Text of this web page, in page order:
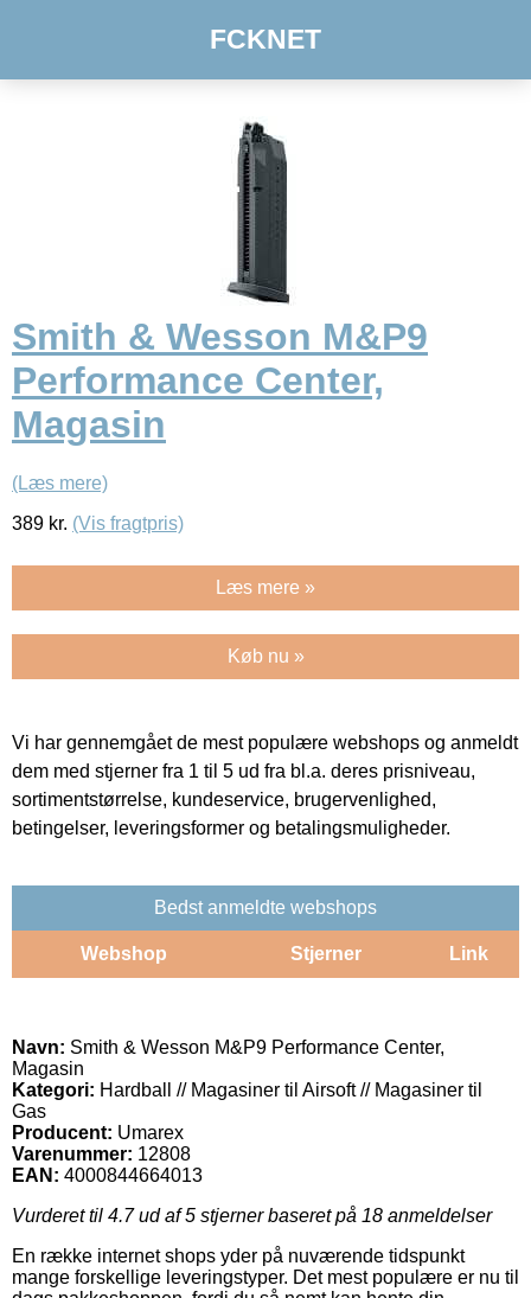
FCKNET
Smith & Wesson M&P9
Performance Center,
Magasin
(Læs mere)
389 kr. (Vis fragtpris)
Læs mere »
Køb nu »
Vi har gennemgået de mest populære webshops og anmeldt
dem med stjerner fra 1 til 5 ud fra bl.a. deres prisniveau,
sortimentstørrelse, kundeservice, brugervenlighed,
betingelser, leveringsformer og betalingsmuligheder.
Bedst anmeldte webshops
Webshop Stjerner Link
Navn: Smith & Wesson M&P9 Performance Center,
Magasin
Kategori: Hardball // Magasiner til Airsoft // Magasiner til
Gas
Producent: Umarex
Varenummer: 12808
EAN: 4000844664013
Vurderet til 4.7ud af 5 stjerner baseret på 18 anmeldelser
En række internet shops yder på nuværende tidspunkt
mange forskellige leveringstyper. Det mest populære er nu til